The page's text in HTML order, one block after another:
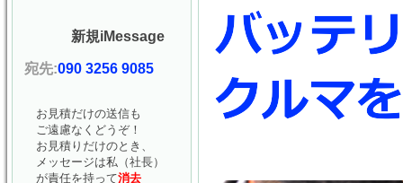
新規iMessage
宛先:090 3256 9085
お見積だけの送信も
ご遠慮なくどうぞ！
お見積りだけのとき、
メッセージは私（社長）
が責任を持って消去